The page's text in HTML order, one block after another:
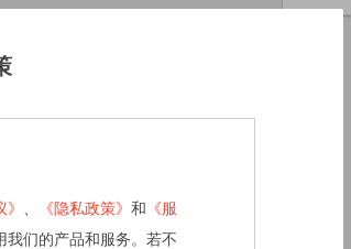
《隐私政策》 和 《服
我们的产品和服务。若不